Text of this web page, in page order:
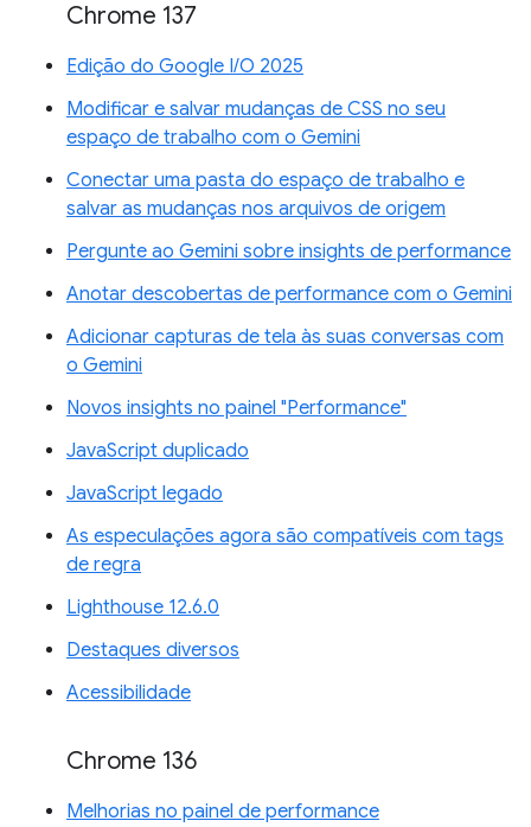
Chrome 137
Edição do Google I/O 2025
Modificar e salvar mudanças de CSS no seu
espaço de trabalho com o Gemini
Conectar uma pasta do espaço de trabalho e
salvar as mudanças nos arquivos de origem
Pergunte ao Gemini sobre insights de performance
Anotar descobertas de performance com o Gemini
Adicionar capturas de tela às suas conversas com
o Gemini
Novos insights no painel "Performance"
JavaScript duplicado
JavaScript legado
As especulações agora são compatíveis com tags
de regra
Lighthouse 12.6.0
Destaques diversos
Acessibilidade
Chrome 136
Melhorias no painel de performance